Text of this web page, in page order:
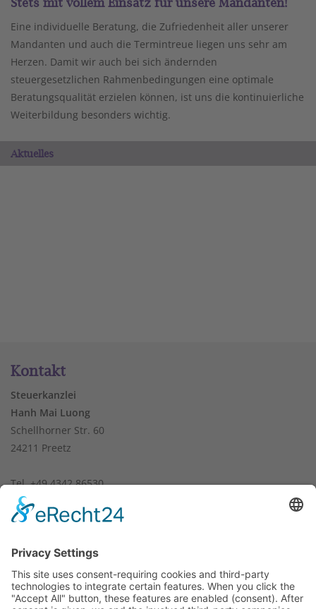
Stets mit vollem Einsatz für unsere Mandanten!
Eine individuelle Beratung, die Zufriedenheit aller unserer
Mandanten und auch die Termintreue liegen uns sehr am
Herzen. Damit wir auch bei sich ändernden
steuergesetzlichen Rahmenbedingungen eine optimale
Beratungsqualität erzielen können, ist uns die kontinuierliche
Weiterbildung besonders wichtig.
Aktuelles
Kontakt
Steuerkanzlei
Hanh Mai Luong
Schellhorner Str. 60
24211 Preetz
Tel. +49 4342 86530
Fax +49 4342 86760
info@steuerkanzlei-luong.de
Mitgliedschaften